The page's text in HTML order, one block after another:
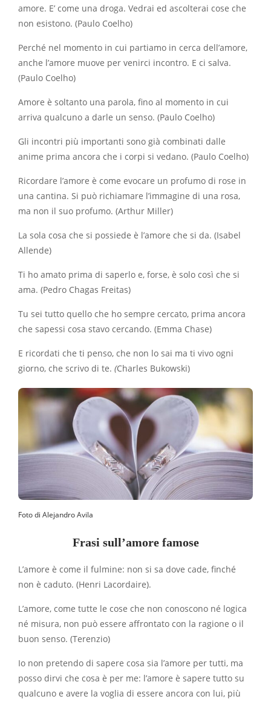
amore. E’ come una droga. Vedrai ed ascolterai cose che
non esistono. (Paulo Coelho)
Perché nel momento in cui partiamo in cerca dell’amore,
anche l’amore muove per venirci incontro. E ci salva.
(Paulo Coelho)
Amore è soltanto una parola, fino al momento in cui
arriva qualcuno a darle un senso. (Paulo Coelho)
Gli incontri più importanti sono già combinati dalle
anime prima ancora che i corpi si vedano. (Paulo Coelho)
Ricordare l’amore è come evocare un profumo di rose in
una cantina. Si può richiamare l’immagine di una rosa,
ma non il suo profumo. (Arthur Miller)
La sola cosa che si possiede è l’amore che si da. (Isabel
Allende)
Ti ho amato prima di saperlo e, forse, è solo così che si
ama. (Pedro Chagas Freitas)
Tu sei tutto quello che ho sempre cercato, prima ancora
che sapessi cosa stavo cercando. (Emma Chase)
E ricordati che ti penso, che non lo sai ma ti vivo ogni
giorno, che scrivo di te. (Charles Bukowski)
Foto di Alejandro Avila
Frasi sull’amore famose
L’amore è come il fulmine: non si sa dove cade, finché
non è caduto. (Henri Lacordaire).
L’amore, come tutte le cose che non conoscono né logica
né misura, non può essere affrontato con la ragione o il
buon senso. (Terenzio)
Io non pretendo di sapere cosa sia l’amore per tutti, ma
posso dirvi che cosa è per me: l’amore è sapere tutto su
qualcuno e avere la voglia di essere ancora con lui, più